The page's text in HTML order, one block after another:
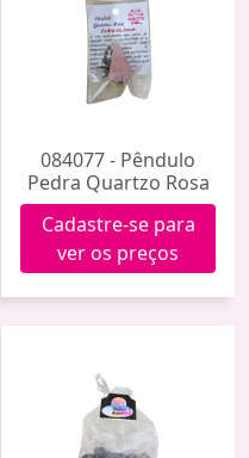
084077 - Pêndulo
Pedra Quartzo Rosa
Cadastre-se para
ver os preços